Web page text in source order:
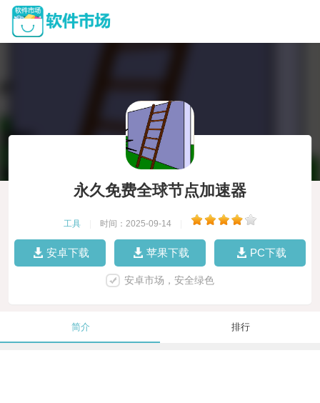
永久免费全球节点加速器
工具 时间：2025-09-14
安卓下载 苹果下载 PC下载
安卓市场，安全绿色
简介 排行